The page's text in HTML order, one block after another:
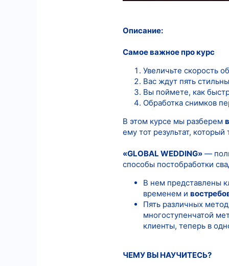
Описание:
Самое важное про курс
Увеличьте скорость
Вас ждут пять
Вы поймете, как
Обработка снимков
В этом курсе мы разберем
ему тот результат, который
«GLOBAL WEDDING» ―
способы постобработки
В нем представлены
временем и
Пять различных
многоступенчатой
клиенты, теперь в
ЧЕМУ ВЫ НАУЧИТЕСЬ?